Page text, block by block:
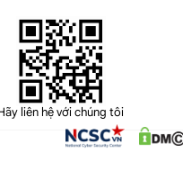
liên hệ với chúng tôi